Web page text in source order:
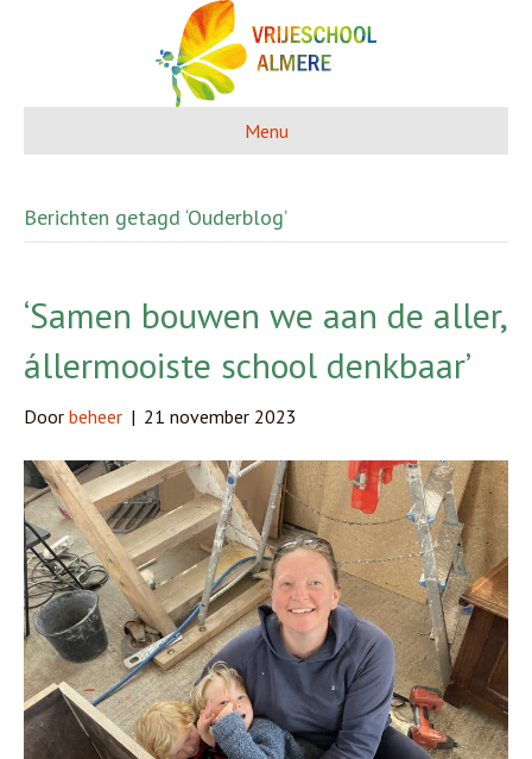
Menu
Berichten getagd ‘Ouderblog’
‘Samen bouwen we aan de aller,
állermooiste school denkbaar’
Door beheer | 21 november 2023